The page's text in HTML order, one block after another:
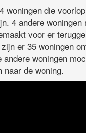
woningen die
4 andere woningen
voor er
er 35 woningen
andere woningen
naar de woning.